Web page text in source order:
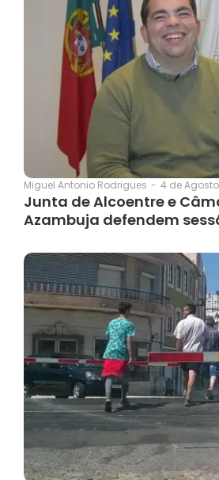
Miguel Antonio Rodrigues - 4 de
Junta de Alcoentre e
Azambuja defendem